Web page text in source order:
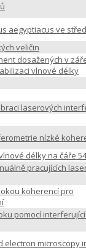
aegyptiacus ve
veličin
dosažených v
vlnové délky
laserových
nízké
délky na čáře
pracujících
koherencí pro
pomocí
electron microscopy